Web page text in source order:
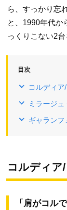
ら、すっかり忘
と、1990年代か
っくりこない2台
目次
コルディア
ミラージ
ギャランフ
コルディア
「肩がコル